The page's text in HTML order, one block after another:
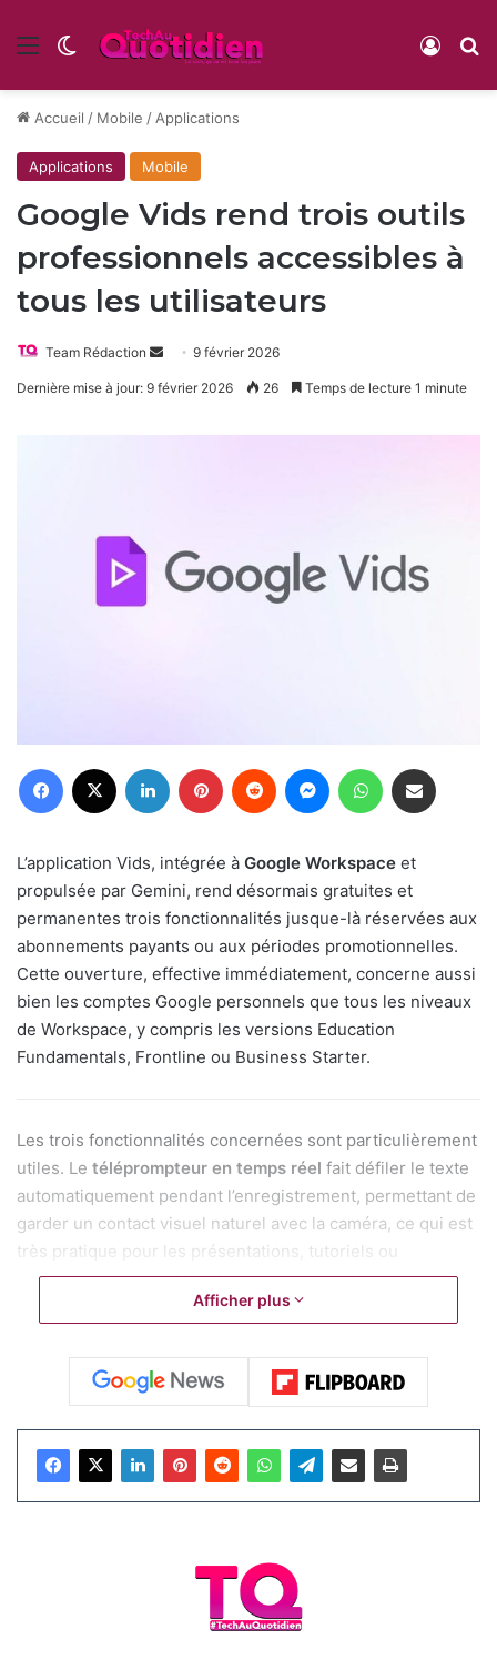
Menu Switch skin
Accueil / Mobile / Applications
Applications Mobile
Google Vids rend trois outils
professionnels accessibles à
tous les utilisateurs
Team Rédaction
Envoyer9 février 2026
Dernière mise à jour: 9 février 2026 26 Temps de lecture 1 minute
Facebook Linkedin Pinterest Reddit MessengerWhatsApp
L’application Vids, intégrée à Google Workspace et
propulsée par Gemini, rend désormais gratuites et
permanentes trois fonctionnalités jusque-là réservées aux
abonnements payants ou aux périodes promotionnelles.
Cette ouverture, effective immédiatement, concerne aussi
bien les comptes Google personnels que tous les niveaux
de Workspace, y compris les versions Education
Fundamentals, Frontline ou Business Starter.
Les trois fonctionnalités concernées sont particulièrement
utiles. Le téléprompteur en temps réel fait défiler le texte
automatiquement pendant l’enregistrement, permettant de
garder un contact visuel naturel avec la caméra, ce qui est
très pratique pour les présentations, tutoriels ou
messages internes. L’édition par transcriptionpermet de
couper, supprimer des pauses ou des mots parasites
instantanément à la vidéo. Enfin, lessous-titres stylés et
ajoutent un rendu professionnel et améliorent
visionnés sans son.
Cette décision supprime les limites temporaires qui
étudiants, les créateurs indépendants ou les associations.
Google renforce ainsi sa stratégie d’accessibilité, et rend la
Afficher plus